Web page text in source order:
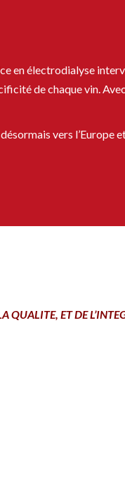
en électrodialyse
de chaque vin.
vers l’Europe
QUALITE, ET DE